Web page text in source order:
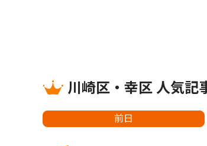
川崎区・幸区 人気記
前日